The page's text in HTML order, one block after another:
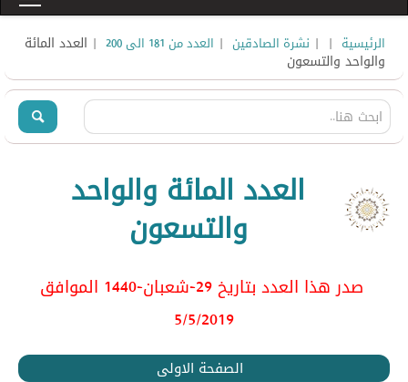
الرئيسية |
| نشرة الصادقين | العدد من 181 الى 200 | العدد المائة
والواحد والتسعون
العدد المائة والواحد
والتسعون
صدر هذا العدد بتاريخ 29-شعبان-1440 الموافق
5/5/2019
الصفحة الاولى